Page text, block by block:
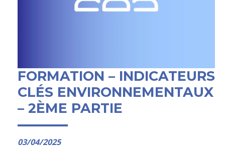
FORMATION – INDICATEURS
CLÉS ENVIRONNEMENTAUX
– 2ÈME PARTIE
03/04/2025